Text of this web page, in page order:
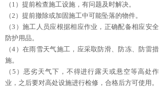
（1）提前检查施工设施，有问题及时解决。
（2）提前撤除或加固施工中可能坠落的物件。
（3）施工人员应根据相应作业，正确配备相应安全
防护用品。
（4）在雨雪天气施工，应采取防滑、防冻、防雷措
施。
（5）恶劣天气下，不得进行露天或悬空等高处作
业，之后要对高处设施进行检修，合格后方可使用。